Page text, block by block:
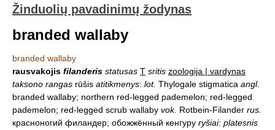
Žinduolių pavadinimų žodynas
branded wallaby
branded wallaby
rausvakojis filanderis statusas T sritis zoologija | vardynas
taksono rangas rūšis atitikmenys: lot. Thylogale stigmatica angl.
branded wallaby; northern red-legged pademelon; red-legged
pademelon; red-legged scrub wallaby vok. Rotbein-Filander rus.
красноногий филандер; обожжённый кенгуру ryšiai: platesnis